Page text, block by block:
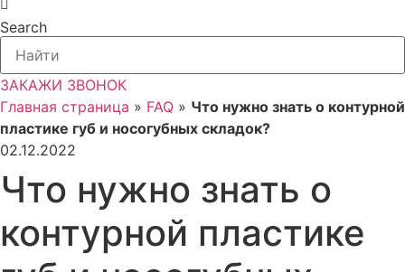
Search
ЗАКАЖИ ЗВОНОК
Главная страница » FAQ » Что нужно знать о контурной
пластике губ и носогубных складок?
02.12.2022
Что нужно знать о
контурной пластике